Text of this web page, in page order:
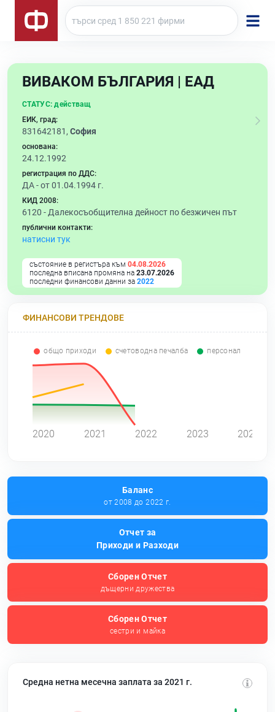
ВИВАКОМ БЪЛГАРИЯ | ЕАД
СТАТУС: действащ
ЕИК, град:
831642181, София
основана:
24.12.1992
регистрация по ДДС:
ДА - от 01.04.1994 г.
КИД 2008:
6120 - Далекосъобщителна дейност по безжичен път
публични контакти:
натисни тук
състояние в регистъра към 04.08.2026
последна вписана промяна на 23.07.2026
последни финансови данни за 2022
ФИНАНСОВИ ТРЕНДОВЕ
общо приходи счетоводна печалба персонал
2020 2021 2022 2023 2024
Баланс
от 2008 до 2022 г.
Отчет за
Приходи и Разходи
Сборен Отчет
дъщерни дружества
Сборен Отчет
сестри и майка
Средна нетна месечна заплата за 2021 г.